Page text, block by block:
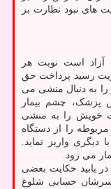
های نبود نظارت بر
است نوبت هر
رسید پرداخت حق
را به دنبال منشی می
پزشک، چشم بیمار
خویش را به منشی
را از دستگاه
واریز نماید.
می رود.
یابید حکایت بعضی
سرشان حسابی شلوغ